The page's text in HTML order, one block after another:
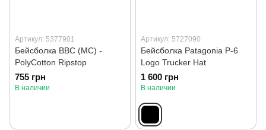
Артикул: 5377901
Бейсболка BBC (MC) -
PolyCotton Ripstop
755 грн
В наличии
Артикул: 5727090
Бейсболка Patagonia P-6
Logo Trucker Hat
1 600 грн
В наличии